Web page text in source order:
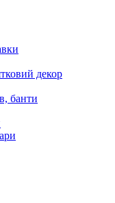
декор
банти